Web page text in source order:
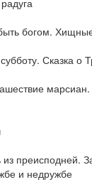
богом.
Сказка о
преисподней.
и недружбе